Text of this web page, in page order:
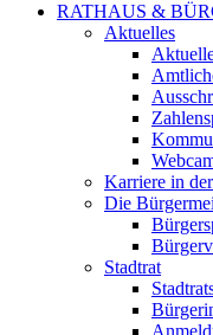
RATHAUS &
Aktuelles
Karriere in
Die
Stadtrat